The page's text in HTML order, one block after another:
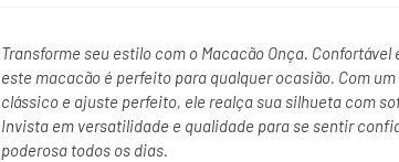
Transforme seu estilo com o Macacão Onça. Confortável
este macacão é perfeito para qualquer ocasião. Com
clássico e ajuste perfeito, ele realça sua silhueta com
Invista em versatilidade e qualidade para se sentir
poderosa todos os dias.